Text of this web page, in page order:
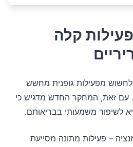
קלה
לחשוש מפעילות גופנית מחשש
עם זאת, המחקר החדש מדגיש כי
לשיפור משמעותי בבריאותם.
– פעילות מתונה מסייעת